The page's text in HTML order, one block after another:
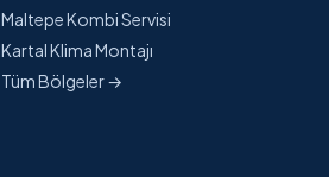
Maltepe Kombi Servisi
Kartal Klima Montajı
Tüm Bölgeler →